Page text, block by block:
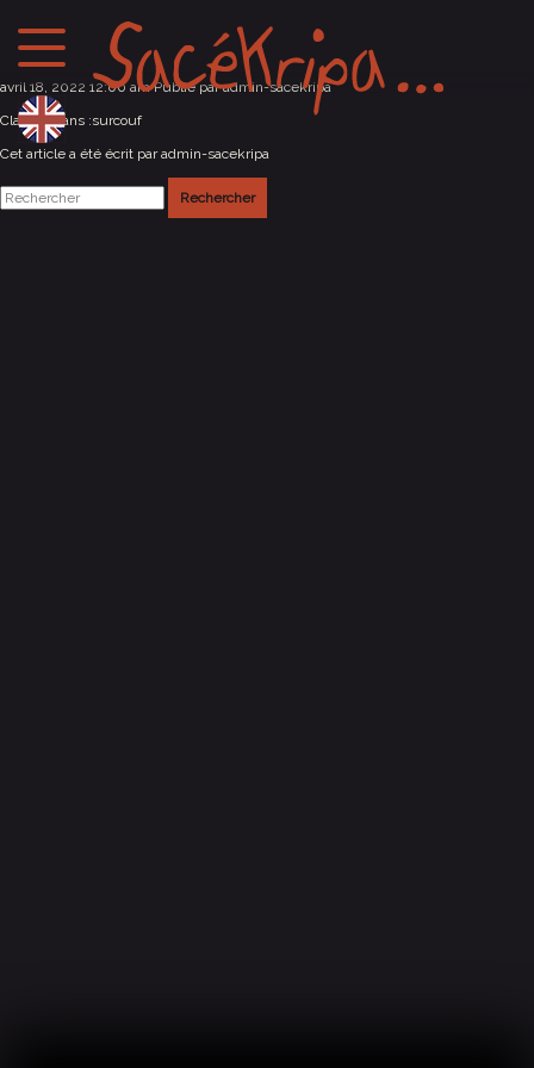
L’ONYX à St Herblain (44)
avril 18, 2022 12:00 am Publié paradmin-sacekripa
Classés dans :surcouf
Cet article a été écrit par admin-sacekripa
Rechercher